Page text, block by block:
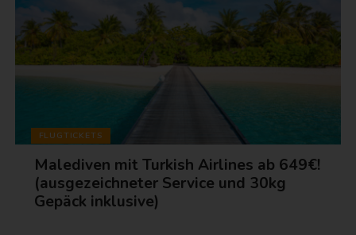
FLUGTICKETS
Malediven mit Turkish Airlines ab 649€!
(ausgezeichneter Service und 30kg
Gepäck inklusive)